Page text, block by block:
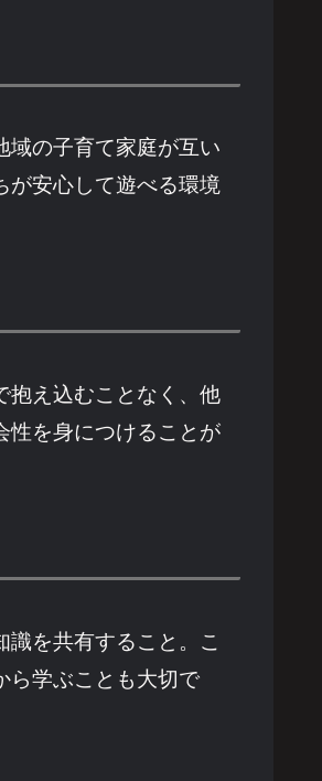
域の子育て家庭が互い
が安心して遊べる環境
抱え込むことなく、他
性を身につけることが
を共有すること。こ
ら学ぶことも大切で